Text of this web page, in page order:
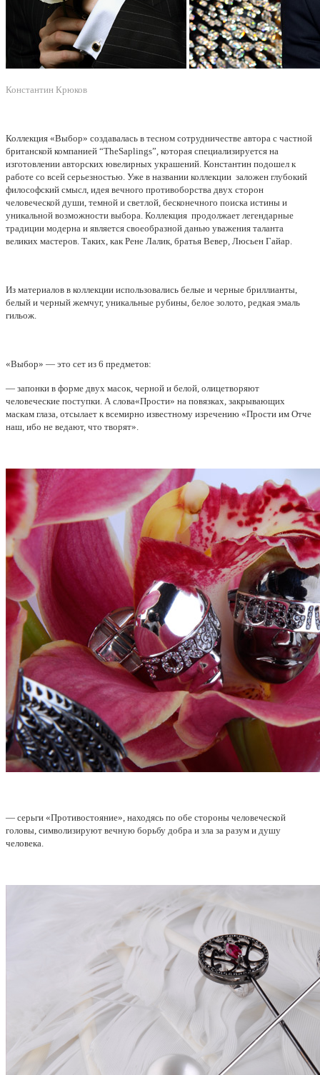
Константин Крюков
Коллекция «Выбор» создавалась в тесном сотрудничестве автора с частной
британской компанией “TheSaplings”, которая специализируется на
изготовлении авторских ювелирных украшений. Константин подошел к
работе со всей серьезностью. Уже в названии коллекции заложен глубокий
философский смысл, идея вечного противоборства двух сторон
человеческой души, темной и светлой, бесконечного поиска истины и
уникальной возможности выбора. Коллекция продолжает легендарные
традиции модерна и является своеобразной данью уважения таланта
великих мастеров. Таких, как Рене Лалик, братья Вевер, Люсьен Гайар.
Из материалов в коллекции использовались белые и черные бриллианты,
белый и черный жемчуг, уникальные рубины, белое золото, редкая эмаль
гильож.
«Выбор» — это сет из 6 предметов:
— запонки в форме двух масок, черной и белой, олицетворяют
человеческие поступки. А слова«Прости» на повязках, закрывающих
маскам глаза, отсылает к всемирно известному изречению «Прости им Отче
наш, ибо не ведают, что творят».
— серьги «Противостояние», находясь по обе стороны человеческой
головы, символизируют вечную борьбу добра и зла за разум и душу
человека.